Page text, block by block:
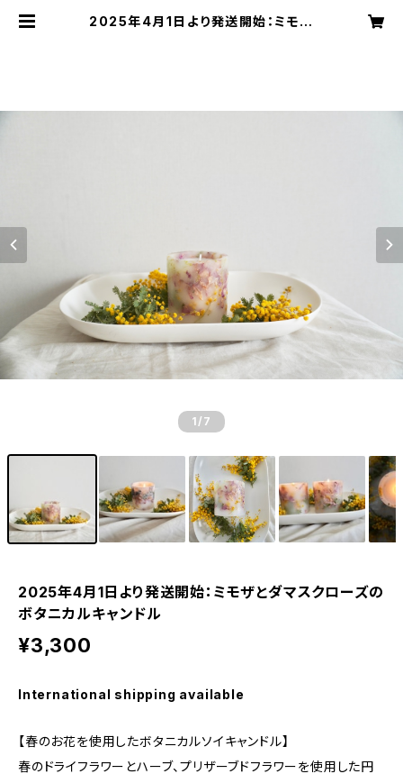
2025年4月1日より発送開始：ミモザ
1 /7
2025年4月1日より発送開始：ミモザとダマスクローズの
ボタニカルキャンドル
¥3,300
International shipping available
【春のお花を使用したボタニカルソイキャンドル】
春のドライフラワーとハーブ、プリザーブドフラワーを使用した円